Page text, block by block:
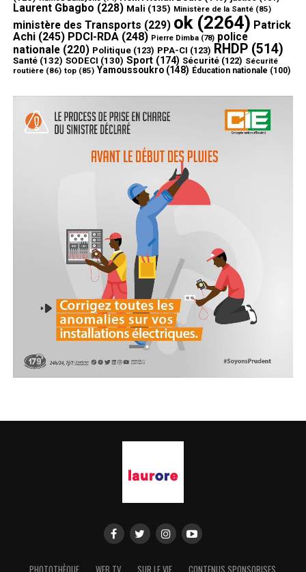
Laurent Gbagbo (228) Mali (135) Ministère de la Santé(85)
ministère des Transports (229) ok(2264) Patrick
Achi(245) PDCI-RDA(248) Pierre Dimba(78) police
nationale(220) Politique(123) PPA-CI (123) RHDP(514)
Santé(132) SODECI (130) Sport(174) Sécurité(122) Sécurité
routière(86) top(85) Yamoussoukro(148) Éducation nationale (100)